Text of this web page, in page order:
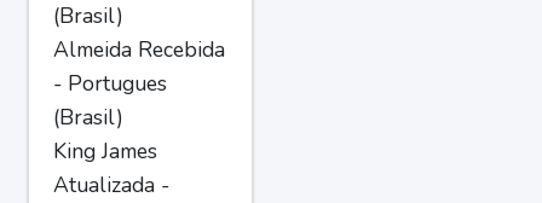
(Brasil)
Almeida Recebida
- Portugues
(Brasil)
King James
Atualizada -